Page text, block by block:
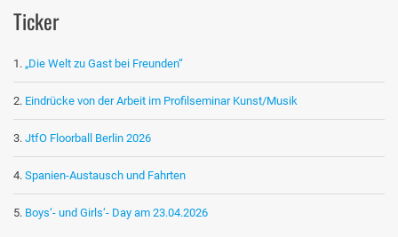
Ticker
„Die Welt zu Gast bei Freunden“
Eindrücke von der Arbeit im Profilseminar Kunst/Musik
JtfO Floorball Berlin 2026
Spanien-Austausch und Fahrten
Boys‘- und Girls‘- Day am 23.04.2026